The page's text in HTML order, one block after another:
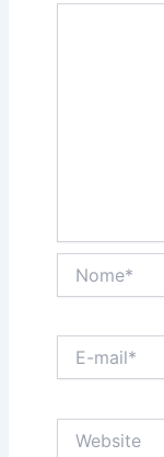
mail*